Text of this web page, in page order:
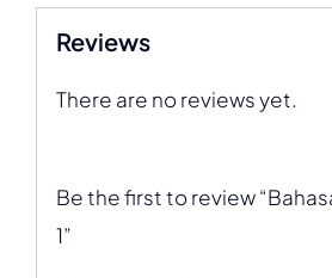
Reviews
There are no reviews yet.
Be the first to review
1”